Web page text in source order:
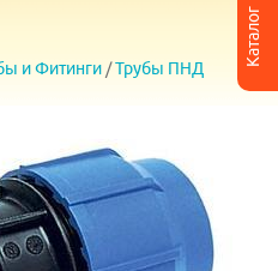
Каталог
и Фитинги /Трубы ПНД